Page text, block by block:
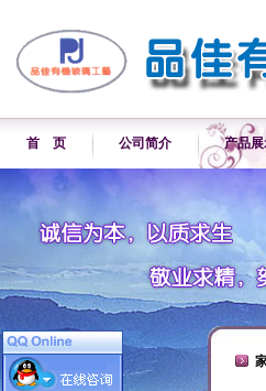
首 页 公司简介 产品